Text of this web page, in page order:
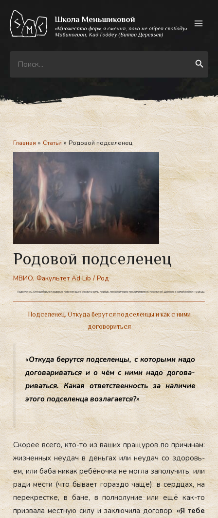
содержимому
Search
for:
Search Button
Главная Статьи Родовой подселенец
Родовой подселенец
МВИО,Факультет Ad Lib/Род
Подселенец. Откуда берутся родовые подселенцы? Передача силы по роду, по крови через гены или прямой передачей. Договор с силой в обмен на душу.
Подселенец. Откуда берутся подселенцы и как с ними
договориться
«От­ку­да бе­рут­ся под­се­лен­цы, с ко­торы­ми на­до
до­гова­ривать­ся и о чём с ни­ми на­до до­гова­
ривать­ся. Ка­кая от­ветс­твен­ность за на­личие
это­го под­се­лен­ца воз­ла­га­ет­ся?»
Ско­рее все­го, кто-то из ва­ших пра­щуров по при­чинам:
жиз­ненных не­удач в день­гах или не­удач со здо­ровь­
ем, или ба­ба ни­как ре­бёноч­ка не мог­ла за­полу­чить, или
ра­ди мес­ти (что бы­ва­ет го­раз­до ча­ще): в сер­дцах, на
пе­рек­рес­тке, в ба­не, в пол­но­луние или ещё как-то
приз­ва­ла мес­тную си­лу и зак­лю­чила до­говор: «Я те­бе